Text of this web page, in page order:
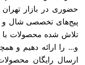
حضوری در بازار تهران
پیج‌های تخصصی شال و
تلاش شده محصولات با
و... را ارائه دهیم و
ارسال رایگان